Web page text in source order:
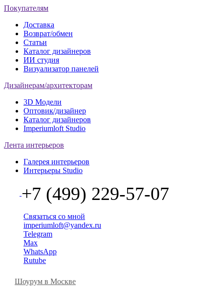
Покупателям
Доставка
Возврат/обмен
Статьи
Каталог дизайнеров
ИИ студия
Визуализатор панелей
Дизайнерам/архитекторам
3D Модели
Оптовик/дизайнер
Каталог дизайнеров
Imperiumloft Studio
Лента интерьеров
Галерея интерьеров
Интерьеры Studio
+7 (499) 229-57-07
Связаться со мной
imperiumloft@yandex.ru
Telegram
Max
WhatsApp
Rutube
Шоурум в Москве